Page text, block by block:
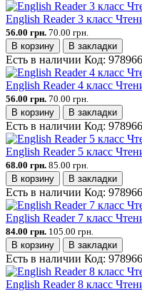
English Reader 3 класс
56.00 грн. 70.00 грн.
В корзину
В закладки
Есть в наличии Код:
English Reader 4 класс
56.00 грн. 70.00 грн.
В корзину
В закладки
Есть в наличии Код:
English Reader 5 класс
68.00 грн. 85.00 грн.
В корзину
В закладки
Есть в наличии Код:
English Reader 7 класс
84.00 грн. 105.00 грн.
В корзину
В закладки
Есть в наличии Код:
English Reader 8 класс